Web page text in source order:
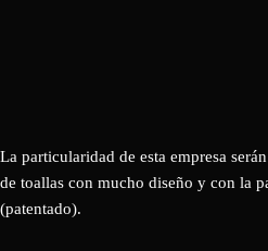
La particularidad de esta empresa
de toallas con mucho diseño y con la
(patentado).